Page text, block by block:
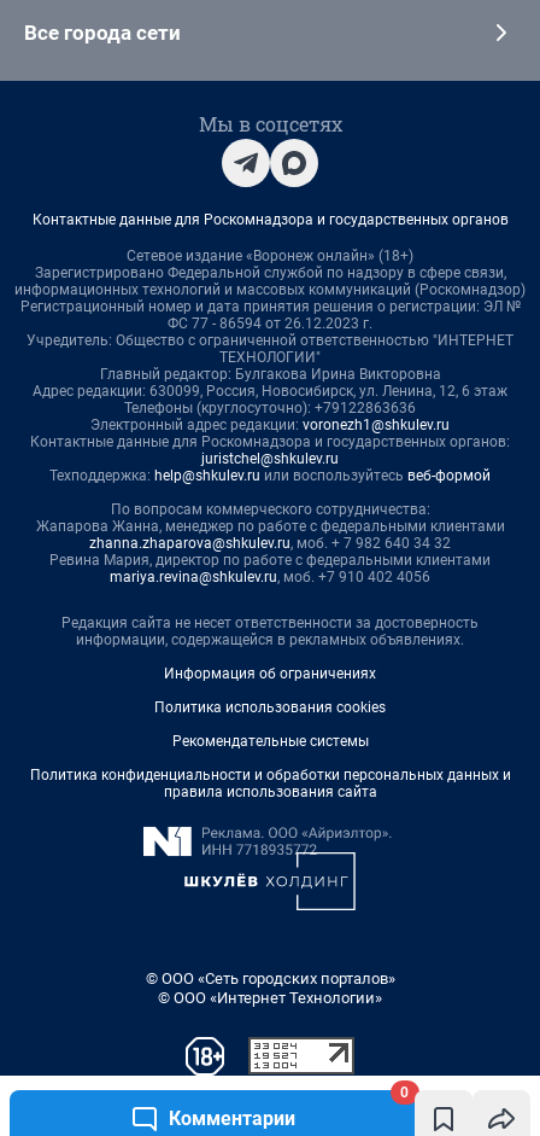
Комментарии
0
Все города сети
Мы в соцсетях
Контактные данные для Роскомнадзора и государственных органов
Сетевое издание «Воронеж онлайн» (18+)
Зарегистрировано Федеральной службой по надзору в сфере связи,
информационных технологий и массовых коммуникаций (Роскомнадзор)
Регистрационный номер и дата принятия решения о регистрации: ЭЛ №
ФС 77 - 86594 от 26.12.2023 г.
Учредитель: Общество с ограниченной ответственностью "ИНТЕРНЕТ
ТЕХНОЛОГИИ"
Главный редактор: Булгакова Ирина Викторовна
Адрес редакции: 630099, Россия, Новосибирск, ул. Ленина, 12, 6 этаж
Телефоны (круглосуточно): +79122863636
Электронный адрес редакции: voronezh1@shkulev.ru
Контактные данные для Роскомнадзора и государственных органов:
juristchel@shkulev.ru
Техподдержка: help@shkulev.ru или воспользуйтесь веб-формой
По вопросам коммерческого сотрудничества:
Жапарова Жанна, менеджер по работе с федеральными клиентами
zhanna.zhaparova@shkulev.ru, моб. + 7 982 640 34 32
Ревина Мария, директор по работе с федеральными клиентами
mariya.revina@shkulev.ru, моб. +7 910 402 4056
Редакция сайта не несет ответственности за достоверность
информации, содержащейся в рекламных объявлениях.
Информация об ограничениях
Политика использования cookies
Рекомендательные системы
Политика конфиденциальности и обработки персональных данных и
правила использования сайта
© ООО «Сеть городских порталов»
© ООО «Интернет Технологии»